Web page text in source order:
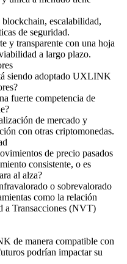
escalabilidad,
de seguridad.
y transparente con una hoja
a largo plazo.
siendo adoptado UXLINK
fuerte competencia de
de mercado y
con otras criptomonedas.
de precio pasados
consistente, o es
al alza?
o sobrevalorado
como la relación
a Transacciones (NVT)
de manera compatible con
podrían impactar su